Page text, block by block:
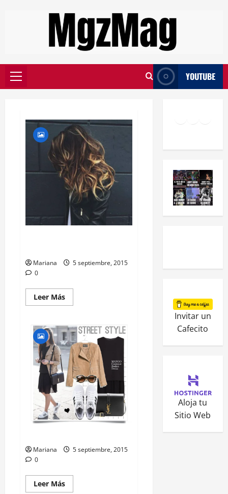
YOUTUBE
Mariana
5 septiembre, 2015
0
Leer Más
Mariana
5 septiembre, 2015
0
Leer Más
Invitar un
Cafecito
Aloja tu
Sitio Web